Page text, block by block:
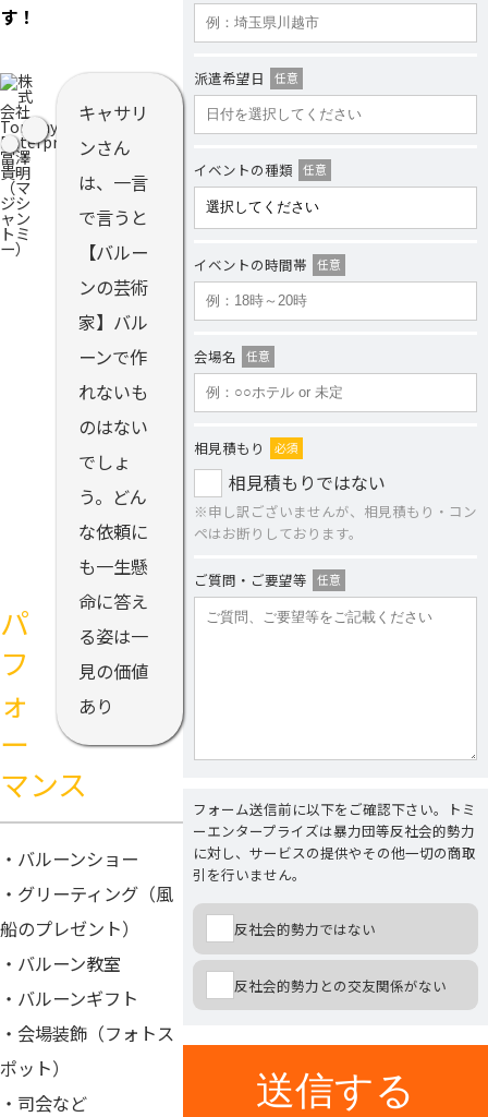
す！
キャサリ
ンさん
は、一言
で言うと
【バルー
ンの芸術
家】バル
ーンで作
れないも
のはない
でしょ
う。どん
な依頼に
も一生懸
命に答え
る姿は一
見の価値
あり
パ
フ
ォ
ー
マンス
・バルーンショー
・グリーティング（風
船のプレゼント）
・バルーン教室
・バルーンギフト
・会場装飾（フォトス
ポット）
・司会など
派遣希望日 任意
イベントの種類 任意
イベントの時間帯 任意
会場名 任意
相見積もり 必須
相見積もりではない
※申し訳ございませんが、相見積もり・コン
ペはお断りしております。
ご質問・ご要望等 任意
フォーム送信前に以下をご確認下さい。トミ
ーエンタープライズは暴力団等反社会的勢力
に対し、サービスの提供やその他一切の商取
引を行いません。
反社会的勢力ではない
反社会的勢力との交友関係がない